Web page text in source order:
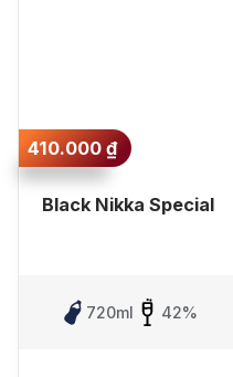
410.000₫
Black Nikka Special
720ml 42%